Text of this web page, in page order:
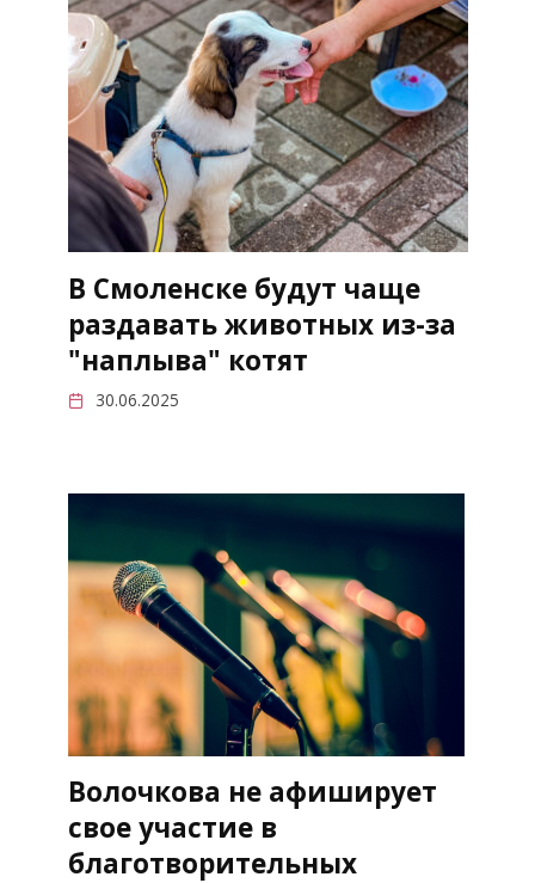
В Смоленске будут чаще
раздавать животных из-за
"наплыва" котят
30.06.2025
Волочкова не афиширует
свое участие в
благотворительных